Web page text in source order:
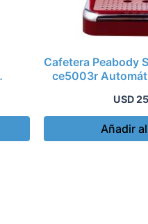
Cafetera Peabody
ce5003r
USD
Añadir